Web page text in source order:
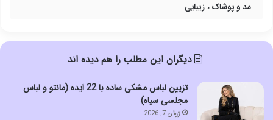
مد و پوشاک ، زیبایی
دیگران این مطلب را هم دیده اند
تزیین لباس مشکی ساده با 22 ایده (مانتو و لباس
مجلسی سیاه)
ژوئن 7, 2026